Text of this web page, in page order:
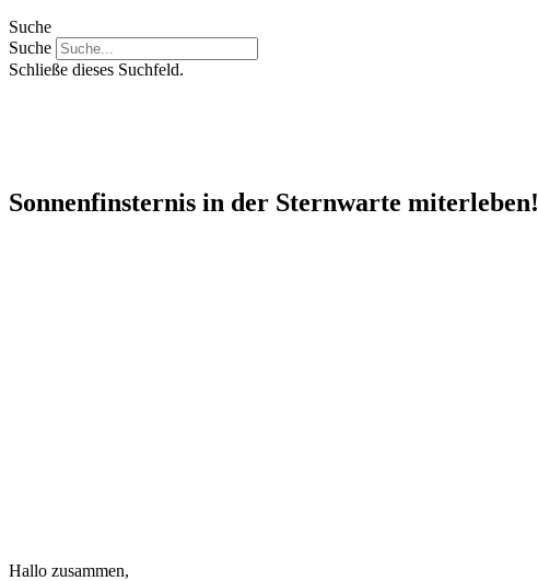
Suche
Suche
Schließe dieses Suchfeld.
Sonnenfinsternis in der Sternwarte miterleben!
Hallo zusammen,